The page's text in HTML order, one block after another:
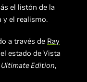
el listón de la
y el realismo.
a través de Ray
estado de Vista
Ultimate Edition,